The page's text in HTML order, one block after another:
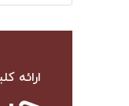
ارائه